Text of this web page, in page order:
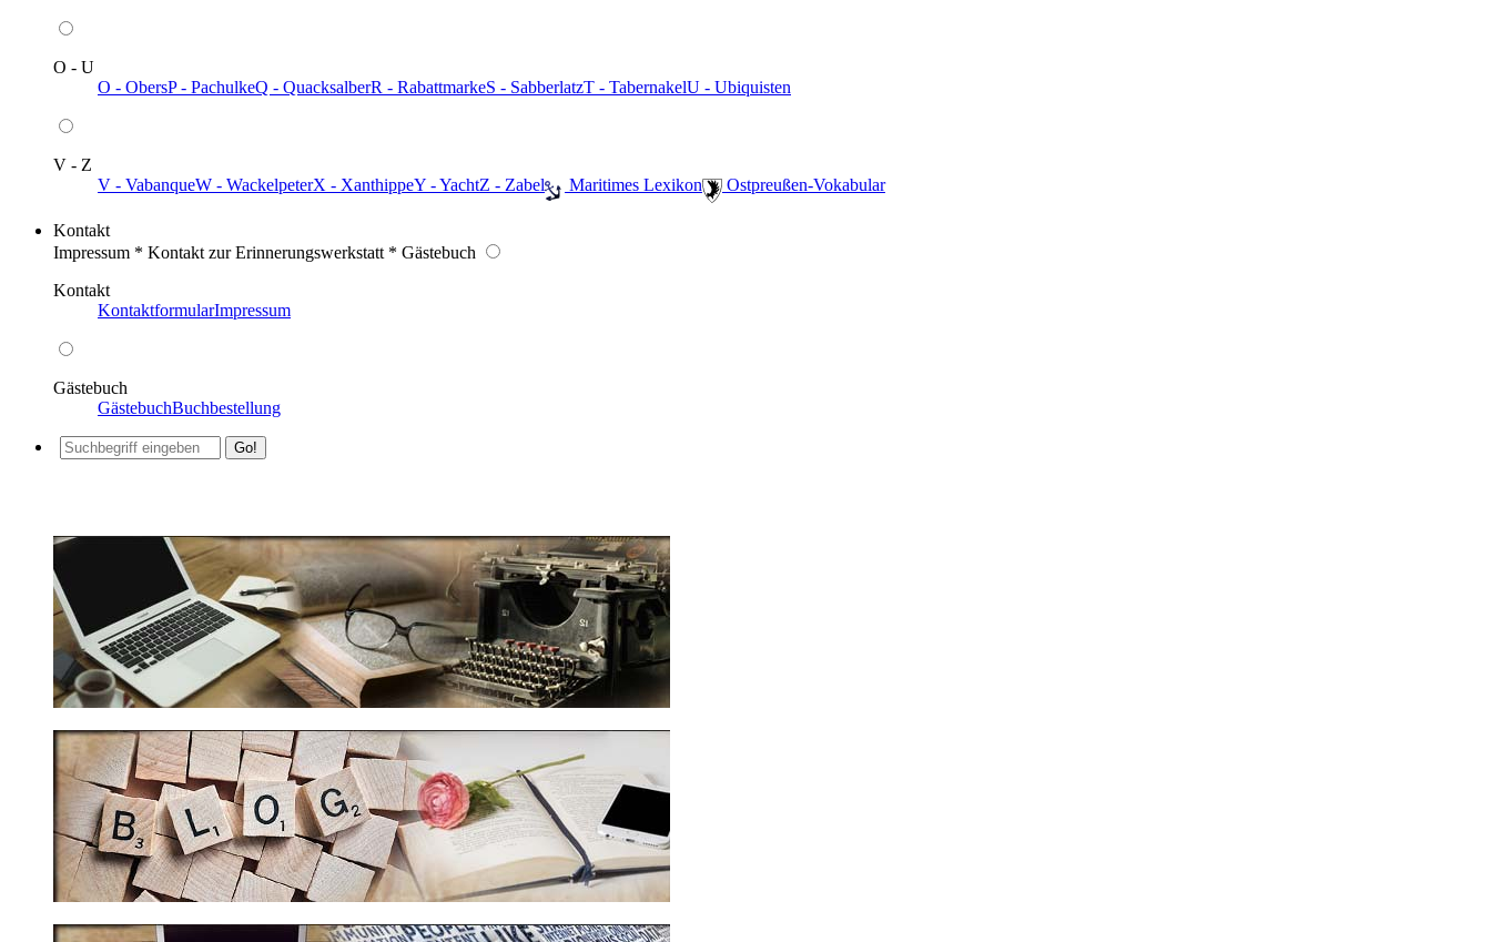
O - U
O - ObersP - PachulkeQ - QuacksalberR - RabattmarkeS - SabberlatzT - TabernakelU - Ubiquisten
V - Z
V - VabanqueW - WackelpeterX - XanthippeY - YachtZ - Zabel ️ Maritimes Lexikon ️ Ostpreußen-Vokabular
Kontakt
Impressum * Kontakt zur Erinnerungswerkstatt * Gästebuch
Kontakt
KontaktformularImpressum
Gästebuch
GästebuchBuchbestellung